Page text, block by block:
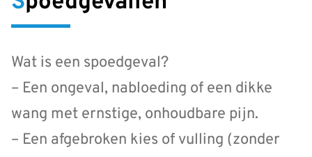
Wat is een spoedgeval?
– Een ongeval, nabloeding of een dikke
wang met ernstige, onhoudbare pijn.
– Een afgebroken kies of vulling (zonder